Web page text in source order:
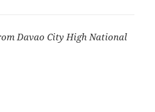
Davao City High National